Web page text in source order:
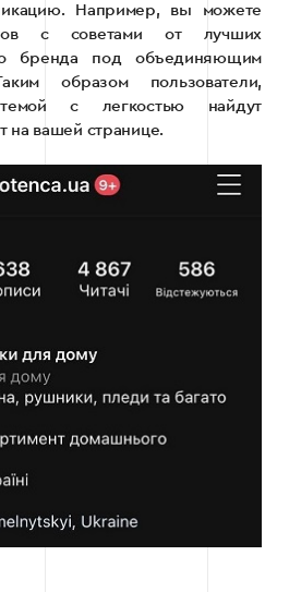
Например, вы можете
с советами от лучших
бренда под объединяющим
образом пользователи,
темой с легкостью найдут
на вашей странице.